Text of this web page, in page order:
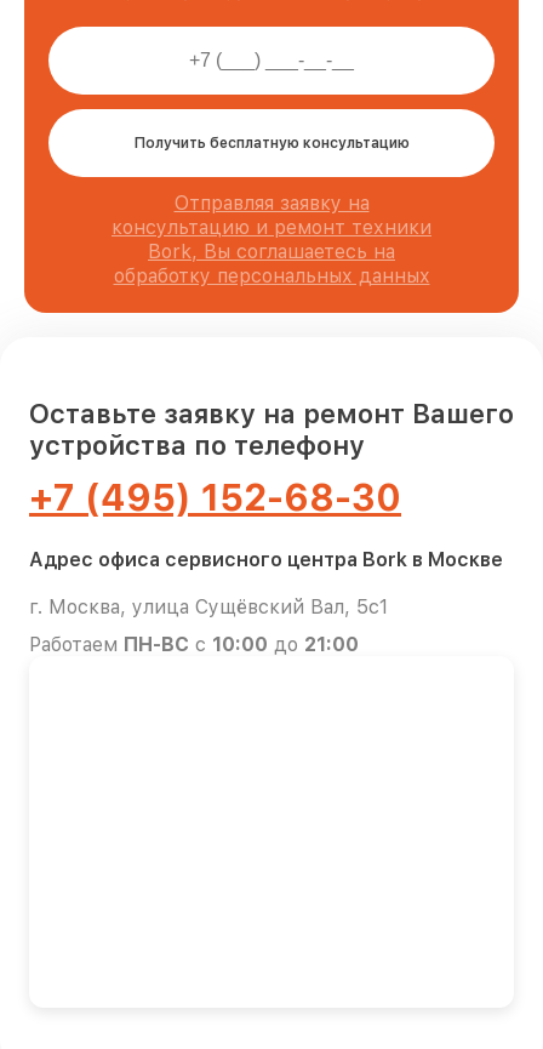
Получить бесплатную консультацию
Отправляя заявку на
консультацию и ремонт техники
Bork, Вы соглашаетесь на
обработку персональных данных
Оставьте заявку на ремонт Вашего
устройства по телефону
+7 (495) 152-68-30
Адрес офиса сервисного центра Bork в Москве
г. Москва, улица Сущёвский Вал, 5с1
Работаем ПН-ВС с 10:00 до 21:00